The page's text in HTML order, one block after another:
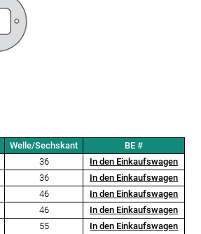
Welle/Sechskant
BE #
36
In den Einkaufswagen
36
In den Einkaufswagen
46
In den Einkaufswagen
46
In den Einkaufswagen
55
In den Einkaufswagen